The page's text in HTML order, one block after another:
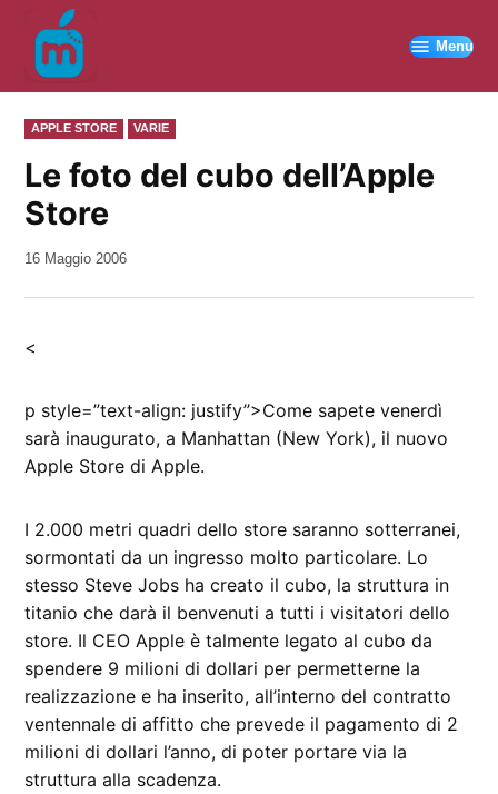
contenuto
Menu
PUBBLICATO
IN
APPLE STORE VARIE
Le foto del cubo dell’Apple
Store
da
16 Maggio 2006
<
p style=”text-align: justify”>Come sapete venerdì
sarà inaugurato, a Manhattan (New York), il nuovo
Apple Store di Apple.
I 2.000 metri quadri dello store saranno sotterranei,
sormontati da un ingresso molto particolare. Lo
stesso Steve Jobs ha creato il cubo, la struttura in
titanio che darà il benvenuti a tutti i visitatori dello
store. Il CEO Apple è talmente legato al cubo da
spendere 9 milioni di dollari per permetterne la
realizzazione e ha inserito, all’interno del contratto
ventennale di affitto che prevede il pagamento di 2
milioni di dollari l’anno, di poter portare via la
struttura alla scadenza.